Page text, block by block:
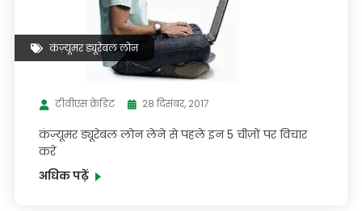
कंज़्यूमर ड्यूरेबल लोन
टीवीएस क्रेडिट 28 दिसंबर, 2017
कंज़्यूमर ड्यूरेबल लोन लेने से पहले इन 5 चीज़ों पर विचार
करें
अधिक पढ़ें